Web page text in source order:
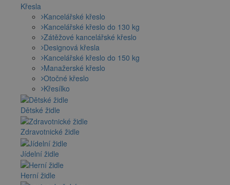
Křesla
Kancelářské křeslo
Kancelářské křeslo do 130 kg
Zátěžové kancelářské křeslo
Designová křesla
Kancelářské křeslo do 150 kg
Manažerské křeslo
Otočné křeslo
Křesílko
Dětské židle
Zdravotnické židle
Jídelní židle
Herní židle